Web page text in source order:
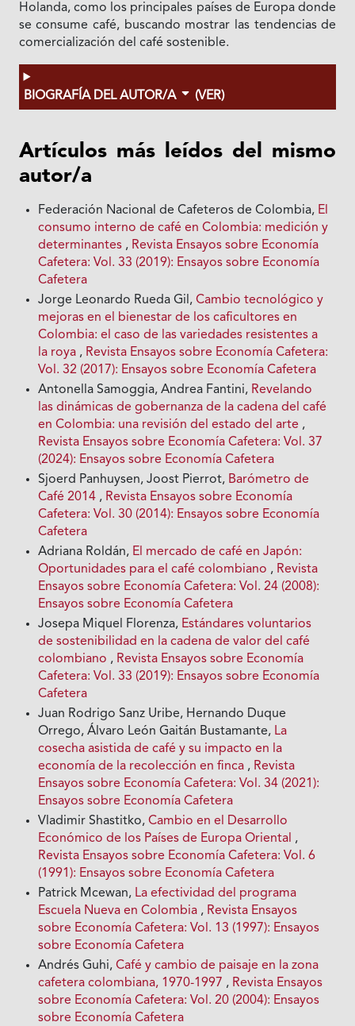
Holanda, como los principales países de Europa donde
se consume café, buscando mostrar las tendencias de
comercialización del café sostenible.
BIOGRAFÍA DEL AUTOR/A (VER)
Artículos más leídos del mismo
autor/a
Federación Nacional de Cafeteros de Colombia, El
consumo interno de café en Colombia: medición y
determinantes , Revista Ensayos sobre Economía
Cafetera: Vol. 33 (2019): Ensayos sobre Economía
Cafetera
Jorge Leonardo Rueda Gil,Cambio tecnológico y
mejoras en el bienestar de los caficultores en
Colombia: el caso de las variedades resistentes a
la roya , Revista Ensayos sobre Economía Cafetera:
Vol. 32 (2017): Ensayos sobre Economía Cafetera
Antonella Samoggia, Andrea Fantini, Revelando
las dinámicas de gobernanza de la cadena del café
en Colombia: una revisión del estado del arte ,
Revista Ensayos sobre Economía Cafetera: Vol. 37
(2024): Ensayos sobre Economía Cafetera
Sjoerd Panhuysen, Joost Pierrot, Barómetro de
Café 2014 , Revista Ensayos sobre Economía
Cafetera: Vol. 30 (2014): Ensayos sobre Economía
Cafetera
Adriana Roldán, El mercado de café en Japón:
Oportunidades para el café colombiano , Revista
Ensayos sobre Economía Cafetera: Vol. 24 (2008):
Ensayos sobre Economía Cafetera
Josepa Miquel Florenza, Estándares voluntarios
de sostenibilidad en la cadena de valor del café
colombiano , Revista Ensayos sobre Economía
Cafetera: Vol. 33 (2019): Ensayos sobre Economía
Cafetera
Juan Rodrigo Sanz Uribe, Hernando Duque
Orrego, Álvaro León Gaitán Bustamante, La
cosecha asistida de café y su impacto en la
economía de la recolección en finca , Revista
Ensayos sobre Economía Cafetera: Vol. 34 (2021):
Ensayos sobre Economía Cafetera
Vladimir Shastitko,Cambio en el Desarrollo
Económico de los Países de Europa Oriental ,
Revista Ensayos sobre Economía Cafetera: Vol. 6
(1991): Ensayos sobre Economía Cafetera
Patrick Mcewan, La efectividad del programa
Escuela Nueva en Colombia , Revista Ensayos
sobre Economía Cafetera: Vol. 13 (1997): Ensayos
sobre Economía Cafetera
Andrés Guhi,Café y cambio de paisaje en la zona
cafetera colombiana, 1970-1997 , Revista Ensayos
sobre Economía Cafetera: Vol. 20 (2004): Ensayos
sobre Economía Cafetera